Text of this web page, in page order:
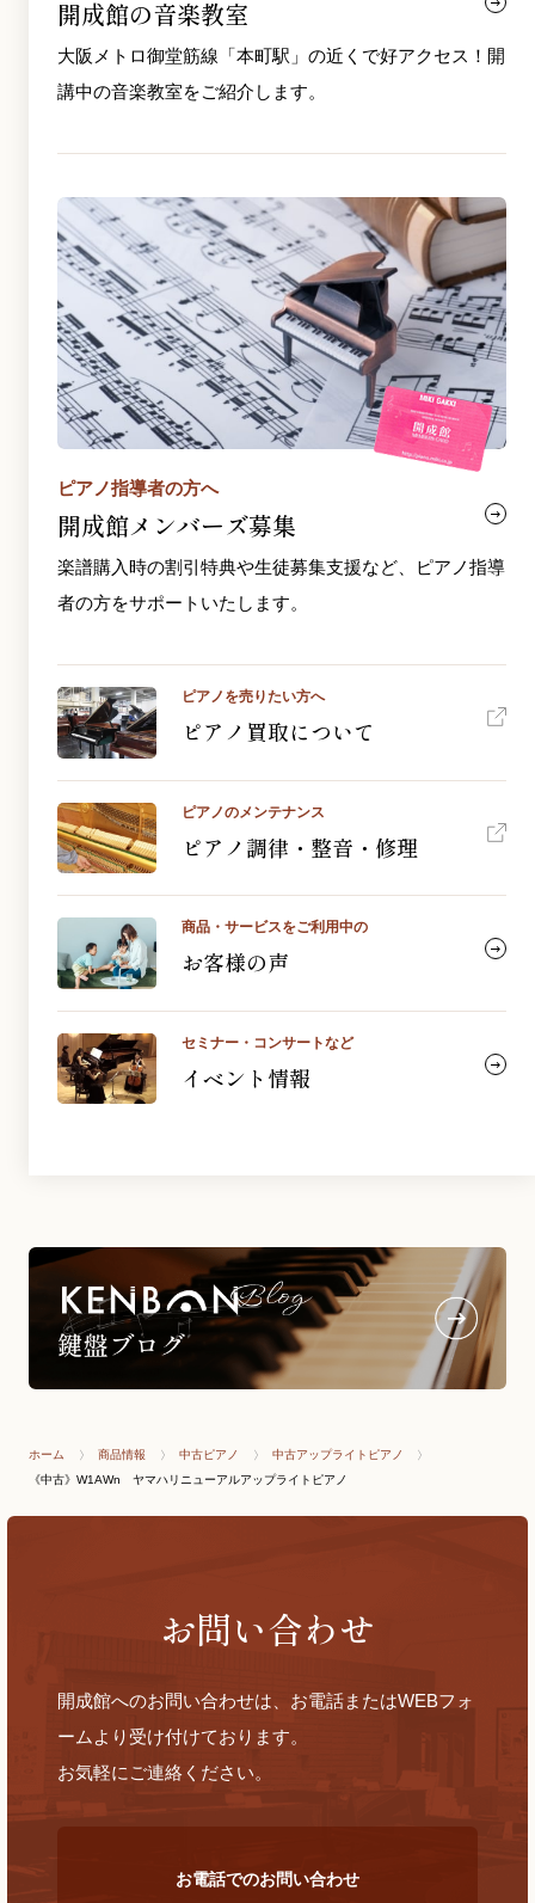
開成館の音楽教室
大阪メトロ御堂筋線「本町駅」の近くで好アクセス！開
講中の音楽教室をご紹介します。
ピアノ指導者の方へ
開成館メンバーズ募集
楽譜購入時の割引特典や生徒募集支援など、ピアノ指導
者の方をサポートいたします。
ピアノを売りたい方へ
ピアノ買取について
ピアノのメンテナンス
ピアノ調律・整音・修理
商品・サービスをご利用中の
お客様の声
セミナー・コンサートなど
イベント情報
ホーム 商品情報 中古ピアノ
中古アップライトピアノ
《中古》W1AWn ヤマハリニューアルアップライトピアノ
お問い合わせ
開成館へのお問い合わせは、お電話またはWEBフォ
ームより受け付けております。
お気軽にご連絡ください。
お電話でのお問い合わせ